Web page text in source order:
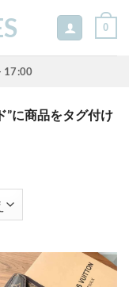
0
17:00
”に商品をタグ付け